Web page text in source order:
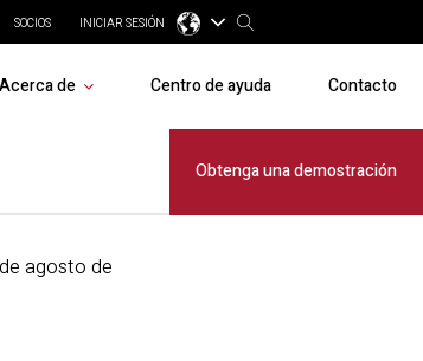
SOCIOS INICIAR SESIÓN
Acerca de Centro de ayuda Contacto
Obtenga una demostración
agosto de